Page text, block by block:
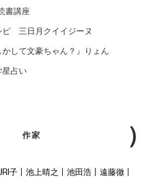
書講座
ピ 三日月クイイジーヌ
して文豪ちゃん？』りょん
星占い
作家
子 池上晴之 池田浩
遠藤徹